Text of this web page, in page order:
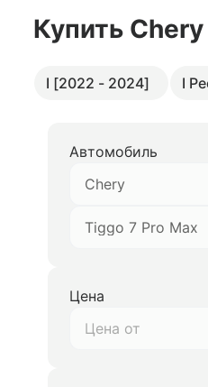
Купить
I [2022 - 2024] I
Автомобиль
Chery
Tiggo 7 Pro Max
Цена